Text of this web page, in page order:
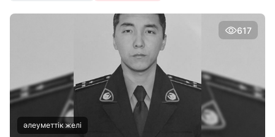
617
әлеуметтік желі